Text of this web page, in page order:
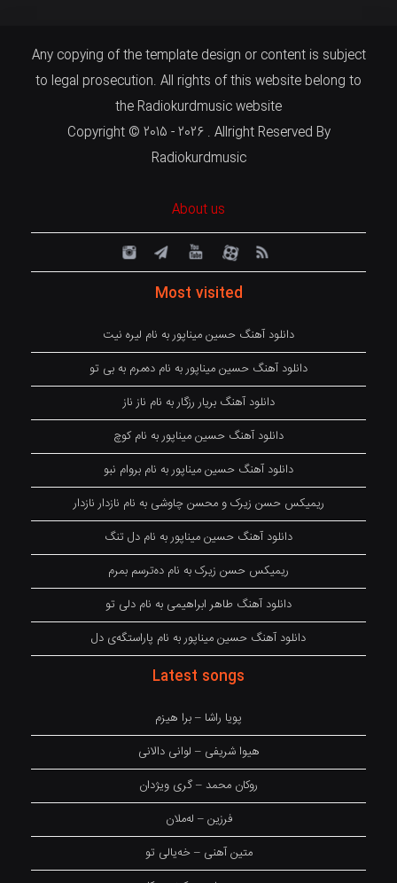
Any copying of the template design or content is subject
to legal prosecution. All rights of this website belong to
the Radiokurdmusic website
Copyright © 2015 - 2026 . Allright Reserved By
Radiokurdmusic
About us
Most visited
دانلود آهنگ حسین میناپور به نام لیره نیت
دانلود آهنگ حسین میناپور به نام دەمرم بە بی تو
دانلود آهنگ بریار رزگار به نام ناز ناز
دانلود آهنگ حسین میناپور به نام کوچ
دانلود آهنگ حسین میناپور به نام بروام نبو
ریمیکس حسن زیرک و محسن چاوشی به نام نازدار نازدار
دانلود آهنگ حسین میناپور به نام دل تنگ
ریمیکس حسن زیرک به نام دەترسم بمرم
دانلود آهنگ طاهر ابراهیمی به نام دلی تو
دانلود آهنگ حسین میناپور به نام پاراستگەی دل
Latest songs
پویا راشا – برا هیزم
هیوا شریفی – لوانی دالانی
روکان محمد – گری ویژدان
فرزین – لەملان
متین آهنی – خەیالی تو